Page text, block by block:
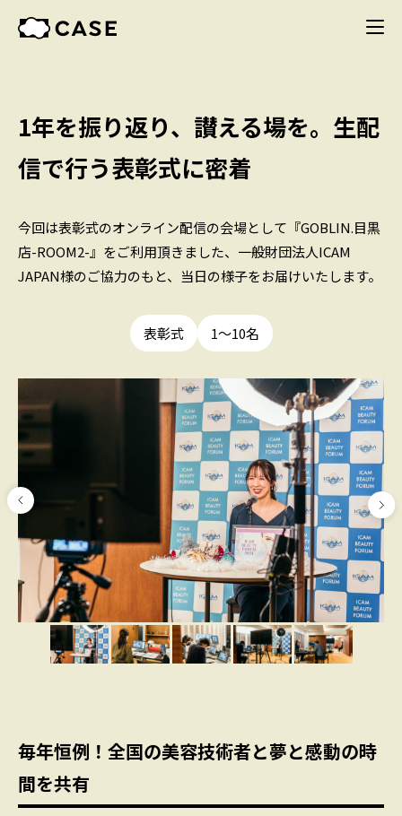
1年を振り返り、讃える場を。生配
信で行う表彰式に密着
今回は表彰式のオンライン配信の会場として『GOBLIN.目黒
店-ROOM2-』をご利用頂きました、一般財団法人ICAM
JAPAN様のご協力のもと、当日の様子をお届けいたします。
表彰式 1〜10名
毎年恒例！全国の美容技術者と夢と感動の時
間を共有